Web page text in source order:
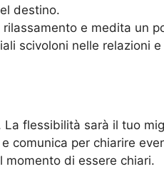
destino.
e medita un
scivoloni nelle relazioni
flessibilità sarà il tuo
comunica per chiarire
di essere chiari.